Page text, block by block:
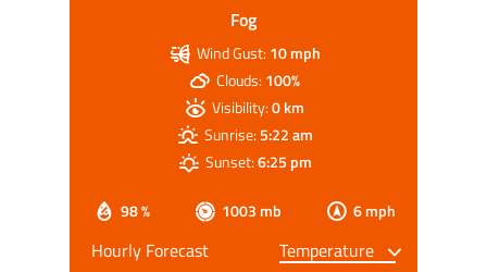
Fog
98 % 1003 mb 6 mph
Wind Gust: 10 mph
Clouds:100%
Visibility:0 km
Sunrise:5:22 am
Sunset:6:25 pm
Hourly Forecast